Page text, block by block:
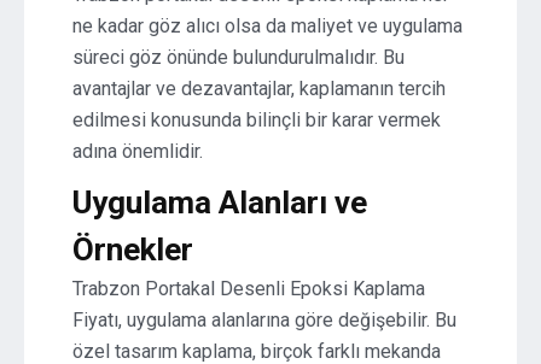
ne kadar göz alıcı olsa da maliyet ve uygulama
süreci göz önünde bulundurulmalıdır. Bu
avantajlar ve dezavantajlar, kaplamanın tercih
edilmesi konusunda bilinçli bir karar vermek
adına önemlidir.
Uygulama Alanları ve
Örnekler
Trabzon Portakal Desenli Epoksi Kaplama
Fiyatı, uygulama alanlarına göre değişebilir. Bu
özel tasarım kaplama, birçok farklı mekanda